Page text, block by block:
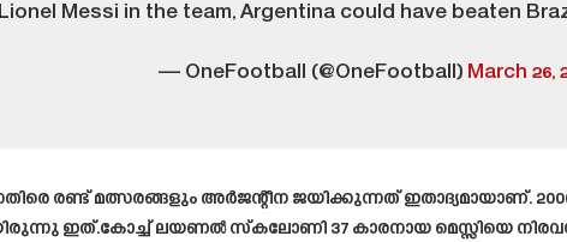
Messi in the team, Argentina could have beaten
— OneFootball (@OneFootball) March 26,
രണ്ട് മത്സരങ്ങളും അർജന്റീന ജയിക്കുന്നത് ഇതാദ്യമായാണ്.
ഇത്.കോച്ച് ലയണൽ സ്കലോണി 37 കാരനായ മെസ്സിയെ നിരവധി